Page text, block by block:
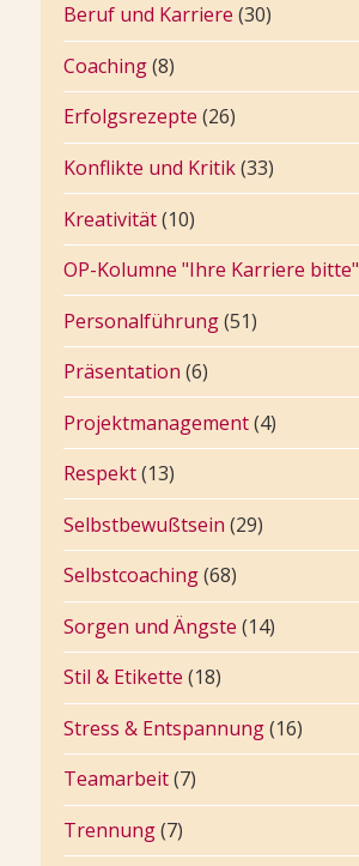
Beruf und Karriere (30)
Coaching(8)
Erfolgsrezepte (26)
Konflikte und Kritik(33)
Kreativität(10)
OP-Kolumne "Ihre Karriere bitte"
Personalführung(51)
Präsentation (6)
Projektmanagement(4)
Respekt(13)
Selbstbewußtsein (29)
Selbstcoaching(68)
Sorgen und Ängste (14)
Stil & Etikette (18)
Stress & Entspannung(16)
Teamarbeit(7)
Trennung(7)